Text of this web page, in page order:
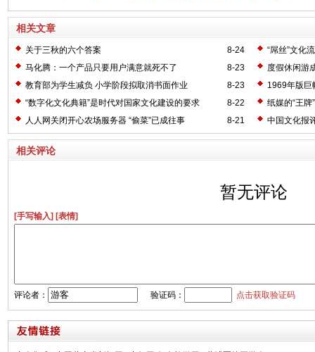
相关文章
8-24
关于三秋的六个答案
“屌丝”文化
8-23
马化腾：一个产品只要用户满意就死不了
度假休闲游
8-23
教育部为学生减负 小学阶段拟取消书面作业
1969年版巨
8-22
“数字化文化典籍”是时代对国家文化建设的要求
纸媒的“王牌
8-21
人人网关闭开心农场服务器 “偷菜”已成往事 中国文化报
相关评论
暂无评论
[手写输入] [表情]
评论者： 验证码： 点击获取验证码